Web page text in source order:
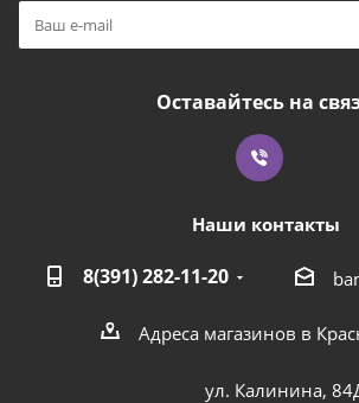
Оставайтесь на
Наши контакты
8(391) 282-11-20
Адреса магазинов в
ул. Калинина,